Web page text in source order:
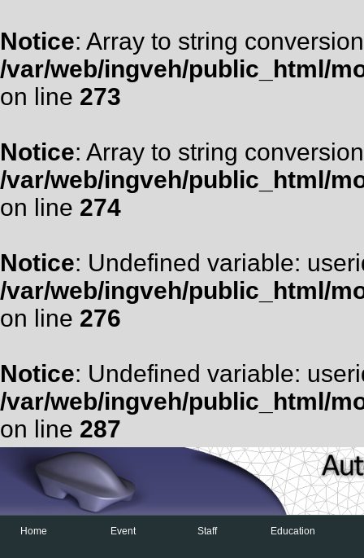
Notice: Array to string
/var/web/ingveh/public_html/
on line 273
Notice: Array to string
/var/web/ingveh/public_html/
on line 274
Notice: Undefined variable:
/var/web/ingveh/public_html/
on line 276
Notice: Undefined variable:
/var/web/ingveh/public_html/
on line 287
Home Event Staff Education